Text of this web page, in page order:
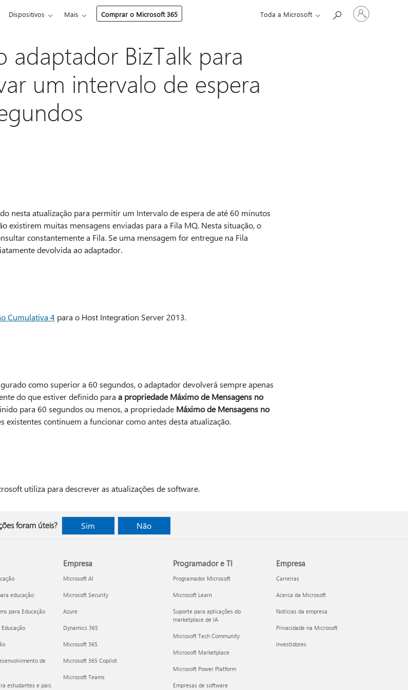
Dispositivos Mais Comprar o Microsoft 365 Toda a Microsoft
Iniciar
sessão
adaptador BizTalk para
um intervalo de espera
nesta atualização para permitir um Intervalo de espera de até 60 minutos
existirem muitas mensagens enviadas para a Fila MQ. Nesta situação, o
constantemente a Fila. Se uma mensagem for entregue na Fila
devolvida ao adaptador.
Cumulativa 4 para o Host Integration Server 2013.
como superior a 60 segundos, o adaptador devolverá sempre apenas
do que estiver definido para a propriedade Máximo de Mensagens no
para 60 segundos ou menos, a propriedade Máximo de Mensagens no
existentes continuem a funcionar como antes desta atualização.
utiliza para descrever as atualizações de software.
foram úteis? Sim Não
educação
para Educação
de
estudantes e pais
Empresa
Microsoft AI
Microsoft Security
Azure
Dynamics 365
Microsoft 365
Microsoft 365 Copilot
Microsoft Teams
Programador e TI
Programador Microsoft
Microsoft Learn
Suporte para aplicações do
marketplace de IA
Microsoft Tech Community
Microsoft Marketplace
Microsoft Power Platform
Empresas de software
Empresa
Carreiras
Acerca da Microsoft
Notícias da empresa
Privacidade na Microsoft
Investidores